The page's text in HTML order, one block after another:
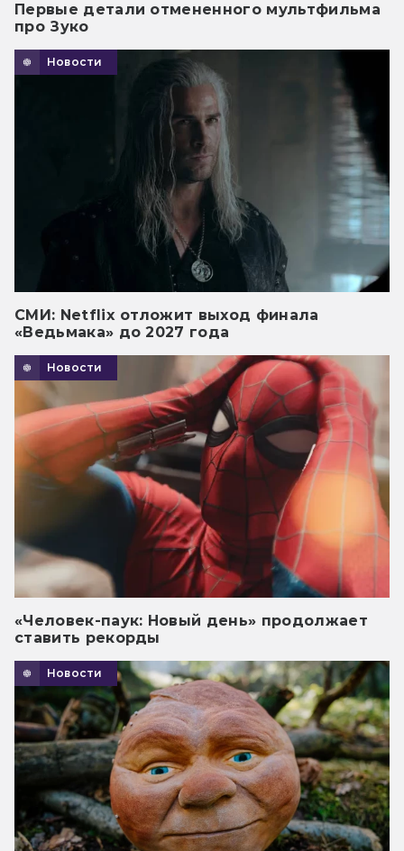
Первые детали отмененного мультфильма
про Зуко
Новости
СМИ: Netflix отложит выход финала
«Ведьмака» до 2027 года
Новости
«Человек-паук: Новый день» продолжает
ставить рекорды
Новости